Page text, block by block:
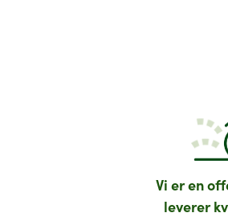
Vi er en
leverer